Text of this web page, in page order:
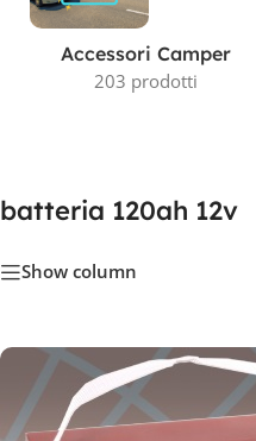
Accessori Camper
203 prodotti
batteria 120ah 12v
Show column